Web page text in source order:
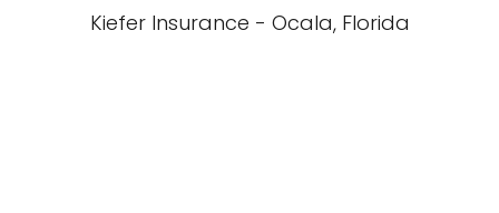
Kiefer Insurance - Ocala, Florida